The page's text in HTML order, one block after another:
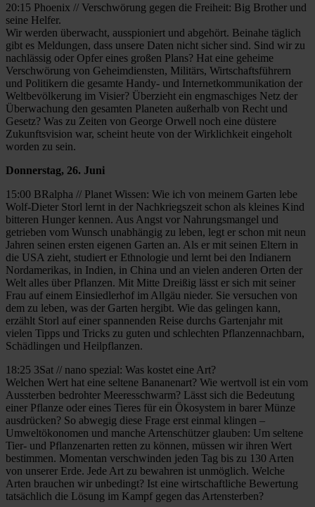
20:15 Phoenix // Verschwörung gegen die Freiheit: Big Brother und
seine Helfer.
Wir werden überwacht, ausspioniert und abgehört. Beinahe täglich
gibt es Meldungen, dass unsere Daten nicht sicher sind. Sind wir zu
nachlässig oder Opfer eines großen Plans? Hat eine geheime
Verschwörung von Geheimdiensten, Militärs, Wirtschaftsführern
und Politikern die gesamte Handy- und Internetkommunikation der
Weltbevölkerung im Visier? Überzieht ein engmaschiges Netz der
Überwachung den gesamten Planeten außerhalb von Recht und
Gesetz? Was zu Zeiten von George Orwell noch eine düstere
Zukunftsvision war, scheint heute von der Wirklichkeit eingeholt
worden zu sein.
Donnerstag, 26. Juni
15:00 BRalpha // Planet Wissen: Wie ich von meinem Garten lebe
Wolf-Dieter Storl lernt in der Nachkriegszeit schon als kleines Kind
bitteren Hunger kennen. Aus Angst vor Nahrungsmangel und
getrieben vom Wunsch unabhängig zu leben, legt er schon mit neun
Jahren seinen ersten eigenen Garten an. Als er mit seinen Eltern in
die USA zieht, studiert er Ethnologie und lernt bei den Indianern
Nordamerikas, in Indien, in China und an vielen anderen Orten der
Welt alles über Pflanzen. Mit Mitte Dreißig lässt er sich mit seiner
Frau auf einem Einsiedlerhof im Allgäu nieder. Sie versuchen von
dem zu leben, was der Garten hergibt. Wie das gelingen kann,
erzählt Storl auf einer spannenden Reise durchs Gartenjahr mit
vielen Tipps und Tricks zu guten und schlechten Pflanzennachbarn,
Schädlingen und Heilpflanzen.
18:25 3Sat // nano spezial: Was kostet eine Art?
Welchen Wert hat eine seltene Bananenart? Wie wertvoll ist ein vom
Aussterben bedrohter Meeresschwarm? Lässt sich die Bedeutung
einer Pflanze oder eines Tieres für ein Ökosystem in barer Münze
ausdrücken? So abwegig diese Frage erst einmal klingen –
Umweltökonomen und manche Artenschützer glauben: Um seltene
Tier- und Pflanzenarten retten zu können, müssen wir ihren Wert
bestimmen. Momentan verschwinden jeden Tag bis zu 130 Arten
von unserer Erde. Jede Art zu bewahren ist unmöglich. Welche
Arten brauchen wir unbedingt? Ist eine wirtschaftliche Bewertung
tatsächlich die Lösung im Kampf gegen das Artensterben?